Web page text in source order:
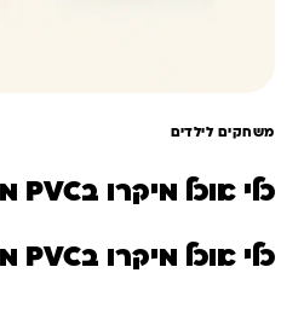
משחקים לילדים
כלי אוכל מיקרו בPVC מיקרו
כלי אוכל מיקרו בPVC מיקרו